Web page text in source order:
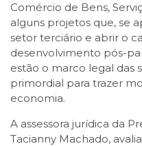
Comércio de Bens,
alguns projetos que, se
setor terciário e abrir o
desenvolvimento pós-
estão o marco legal das
primordial para trazer
economia.
A assessora jurídica da
Tacianny Machado,